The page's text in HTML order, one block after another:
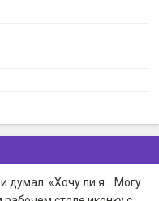
думал: «Хочу ли я… Могу